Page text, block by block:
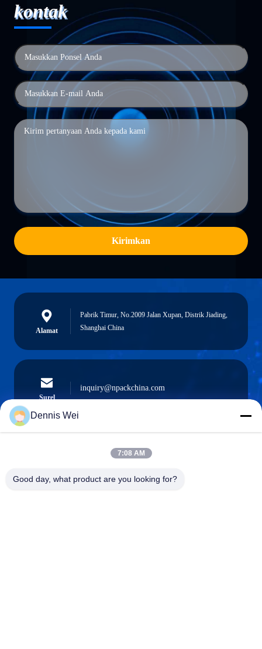
kontak
Kirimkan
Alamat
Pabrik Timur, No.2009 Jalan Xupan, Distrik Jiading,
Shanghai China
Surel
inquiry@npackchina.com
0086-21-66035560
Dennis Wei
7:08 AM
Good day, what product are you looking for?